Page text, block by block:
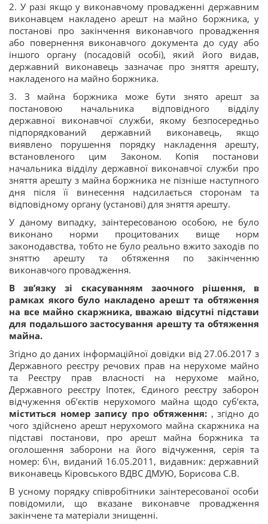
2. У разі якщо у виконавчому провадженні державним
виконавцем накладено арешт на майно боржника, у
постанові про закінчення виконавчого провадження
або повернення виконавчого документа до суду або
іншого органу (посадовій особі), який його видав,
державний виконавець зазначає про зняття арешту,
накладеного на майно боржника.
3. З майна боржника може бути знято арешт за
постановою начальника відповідного відділу
державної виконавчої служби, якому безпосередньо
підпорядкований державний виконавець, якщо
виявлено порушення порядку накладення арешту,
встановленого цим Законом. Копія постанови
начальника відділу державної виконавчої служби про
зняття арешту з майна боржника не пізніше наступного
дня після її винесення надсилається сторонам та
відповідному органу (установі) для зняття арешту.
У даному випадку, заінтересованою особою, не було
виконано норми процитованих вище норм
законодавства, тобто не було реально вжито заходів по
зняттю арешту та обтяження по закінченню
виконавчого провадження.
В зв’язку зі скасуванням заочного рішення, в
рамках якого було накладено арешт та обтяження
на все майно скаржника, вважаю відсутні підстави
для подальшого застосування арешту та обтяження
майна.
Згідно до даних інформаційної довідки від 27.06.2017 з
Державного реєстру речових прав на нерухоме майно
та Реєстру прав власності на нерухоме майно,
Державного реєстру Іпотек, Єдиного реєстру заборон
відчуження об’єктів нерухомого майна щодо суб’єкта,
міститься номер запису про обтяження:, згідно до
чого здійснено арешт нерухомого майна скаржника на
підставі постанови, про арешт майна боржника та
оголошення заборони на його відчуження, серія та
номер: б\н, виданий 16.05.2011, видавник: державний
виконавець Кіровського ВДВС ДМУЮ, Борисова С.В.
В усному порядку співробітники заінтересованої особи
повідомили, що вказане виконавче провадження
закінчене та матеріали знищенні.